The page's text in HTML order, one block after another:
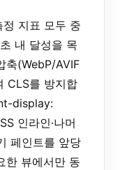
지표 모두 중
내 달성을 목
축(WebP/AVIF
CLS를 방지합
display:
인라인·나머
페인트를 앞당
한 뷰에서만 동